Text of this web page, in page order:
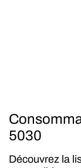
5030
Découvrez la